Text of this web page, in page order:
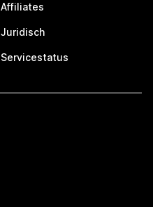
Affiliates
Juridisch
Servicestatus